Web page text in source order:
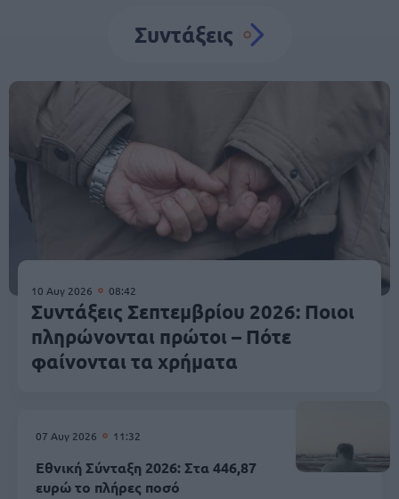
Συντάξεις
10 Αυγ 2026 08:42
Συντάξεις Σεπτεμβρίου 2026: Ποιοι
πληρώνονται πρώτοι – Πότε
φαίνονται τα χρήματα
07 Αυγ 2026 11:32
Εθνική Σύνταξη 2026: Στα 446,87
ευρώ το πλήρες ποσό